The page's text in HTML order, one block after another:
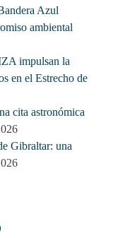
Azul
ambiental
impulsan la
en el Estrecho de
cita astronómica
Gibraltar: una